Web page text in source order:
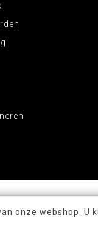
onze webshop. U